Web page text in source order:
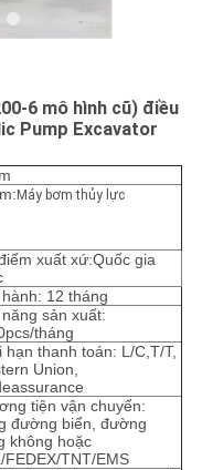
6 mô hình cũ) điều
Pump Excavator
Máy bơm thủy lực
xuất xứ:Quốc gia
hành: 12 tháng
sản xuất:
tháng
hạn thanh toán: L/C,T/T,
Union,
tiện vận chuyển:
đường biển, đường
không hoặc
FEDEX/TNT/EMS